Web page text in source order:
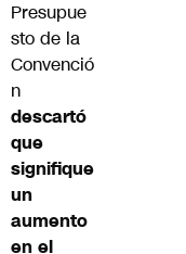
Presupue
sto de la
Convenció
n
descartó
que
signifique
un
aumento
en el